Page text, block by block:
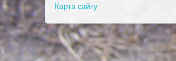
Карта сайту